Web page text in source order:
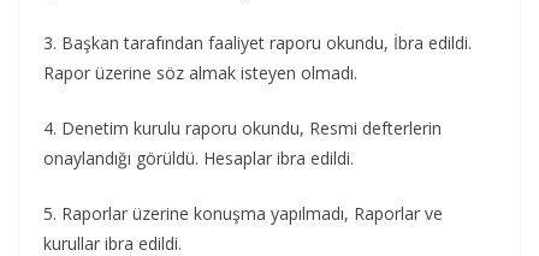
3. Başkan tarafından faaliyet raporu okundu, İbra edildi.
Rapor üzerine söz almak isteyen olmadı.
4. Denetim kurulu raporu okundu, Resmi defterlerin
onaylandığı görüldü. Hesaplar ibra edildi.
5. Raporlar üzerine konuşma yapılmadı, Raporlar ve
kurullar ibra edildi.